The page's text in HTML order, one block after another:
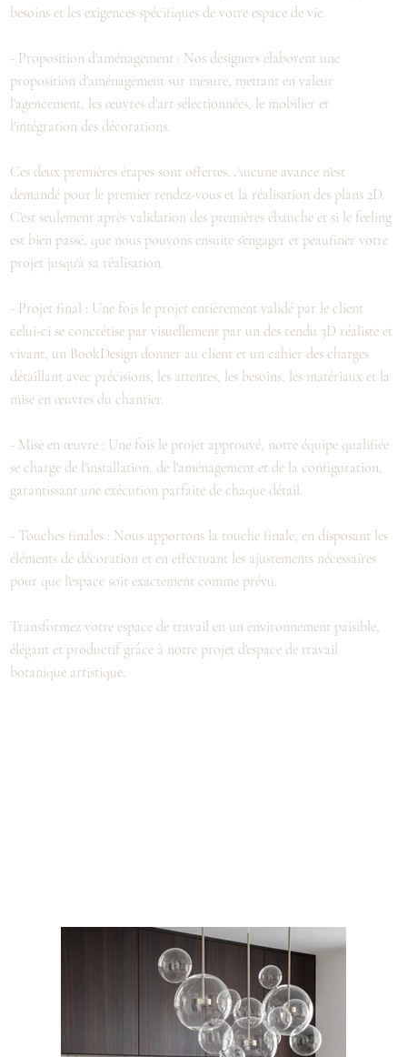
besoins et les exigences spécifiques de votre espace de vie.
- Proposition d'aménagement : Nos designers élaborent une
proposition d'aménagement sur mesure, mettant en valeur
l'agencement, les œuvres d'art sélectionnées, le mobilier et
l'intégration des décorations.
Ces deux premières étapes sont offertes. Aucune avance n'est
demandé pour le premier rendez-vous et la réalisation des plans 2D.
C'est seulement après validation des premières ébauche et si le feeling
est bien passé, que nous pouvons ensuite s'engager et peaufiner votre
projet jusqu'à sa réalisation.
- Projet final : Une fois le projet entièrement validé par le client
celui-ci se concrétise par visuellement par un des rendu 3D réaliste et
vivant, un BookDesign donner au client et un cahier des charges
détaillant avec précisions, les attentes, les besoins, les matériaux et la
mise en œuvres du chantier.
- Mise en œuvre : Une fois le projet approuvé, notre équipe qualifiée
se charge de l'installation, de l'aménagement et de la configuration,
garantissant une exécution parfaite de chaque détail.
- Touches finales : Nous apportons la touche finale, en disposant les
éléments de décoration et en effectuant les ajustements nécessaires
pour que l'espace soit exactement comme prévu.
Transformez votre espace de travail en un environnement paisible,
élégant et productif grâce à notre projet d'espace de travail
botanique artistique.